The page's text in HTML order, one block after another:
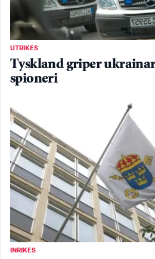
UTRIKES
Tyskland griper
spioneri
INRIKES